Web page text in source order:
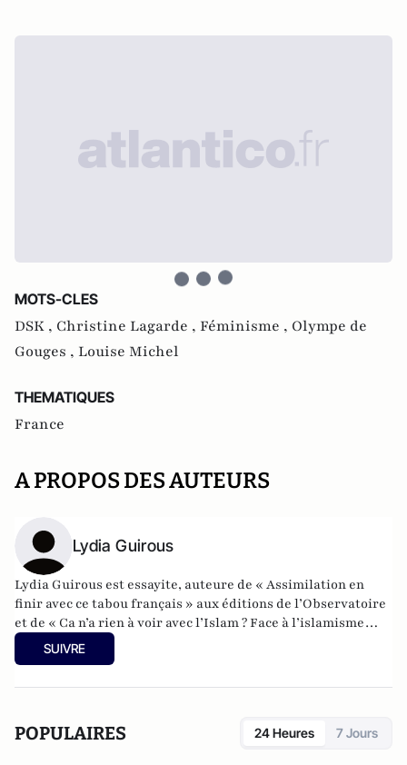
MOTS-CLES
DSK , Christine Lagarde , Féminisme , Olympe de
Gouges , Louise Michel
THEMATIQUES
France
A PROPOS DES AUTEURS
Lydia Guirous
Lydia Guirous est essayite, auteure de « Assimilation en
finir avec ce tabou français » aux éditions de l’Observatoire
et de « Ca n’a rien à voir avec l’Islam ? Face à l’islamisme
réveillons-nous » aux éditions Plon, réédition en version
augmentée et inédite.
SUIVRE
POPULAIRES 24 Heures 7 Jours